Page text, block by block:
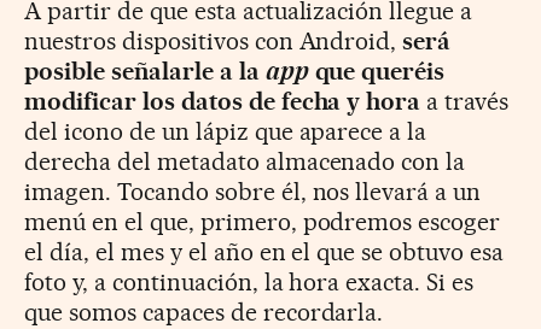
A partir de que esta actualización llegue a
nuestros dispositivos con Android,será
posible señalarle a la appque queréis
modificar los datos de fecha y hora a través
del icono de un lápiz que aparece a la
derecha del metadato almacenado con la
imagen. Tocando sobre él, nos llevará a un
menú en el que, primero, podremos escoger
el día, el mes y el año en el que se obtuvo esa
foto y, a continuación, la hora exacta. Si es
que somos capaces de recordarla.